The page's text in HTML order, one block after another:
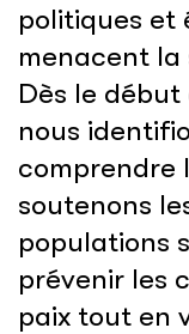
politiques et
menacent la
Dès le
nous
comprendre
soutenons
populations
prévenir les
paix tout en